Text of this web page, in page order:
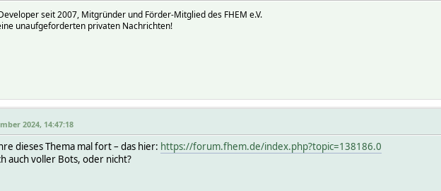
seit 2007, Mitgründer und Förder-Mitglied des FHEM e.V.
unaufgeforderten privaten Nachrichten!
2024, 14:47:18
dieses Thema mal fort – das hier: https://forum.fhem.de/index.php?topic=138186.0
auch voller Bots, oder nicht?